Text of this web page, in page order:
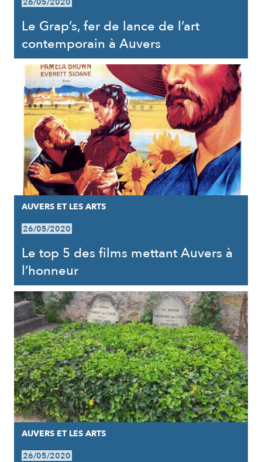
Le Grap’s, fer de lance de l’art
contemporain à Auvers
AUVERS ET LES ARTS
26/05/2020
Le top 5 des films mettant Auvers à
l’honneur
AUVERS ET LES ARTS
26/05/2020